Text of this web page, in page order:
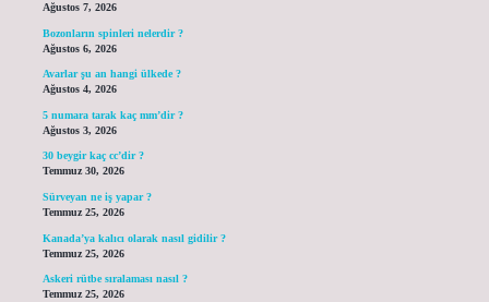
Ağustos 7, 2026
Bozonların spinleri nelerdir ?
Ağustos 6, 2026
Avarlar şu an hangi ülkede ?
Ağustos 4, 2026
5 numara tarak kaç mm’dir ?
Ağustos 3, 2026
30 beygir kaç cc’dir ?
Temmuz 30, 2026
Sürveyan ne iş yapar ?
Temmuz 25, 2026
Kanada’ya kalıcı olarak nasıl gidilir ?
Temmuz 25, 2026
Askeri rütbe sıralaması nasıl ?
Temmuz 25, 2026